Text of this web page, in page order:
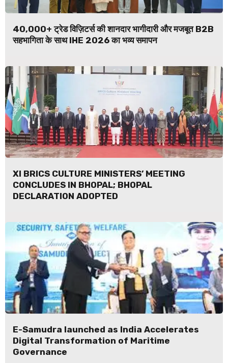
40,000+ ट्रेड विज़िटर्स की शानदार भागीदारी और मजबूत B2B
सहभागिता के साथ IHE 2026 का भव्य समापन
XI BRICS CULTURE MINISTERS’ MEETING
CONCLUDES IN BHOPAL; BHOPAL
DECLARATION ADOPTED
E-Samudra launched as India Accelerates
Digital Transformation of Maritime
Governance